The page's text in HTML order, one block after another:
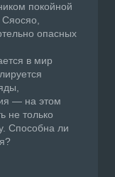
покойной
Сяосяо,
опасных
в мир
— на этом
не только
Способна ли